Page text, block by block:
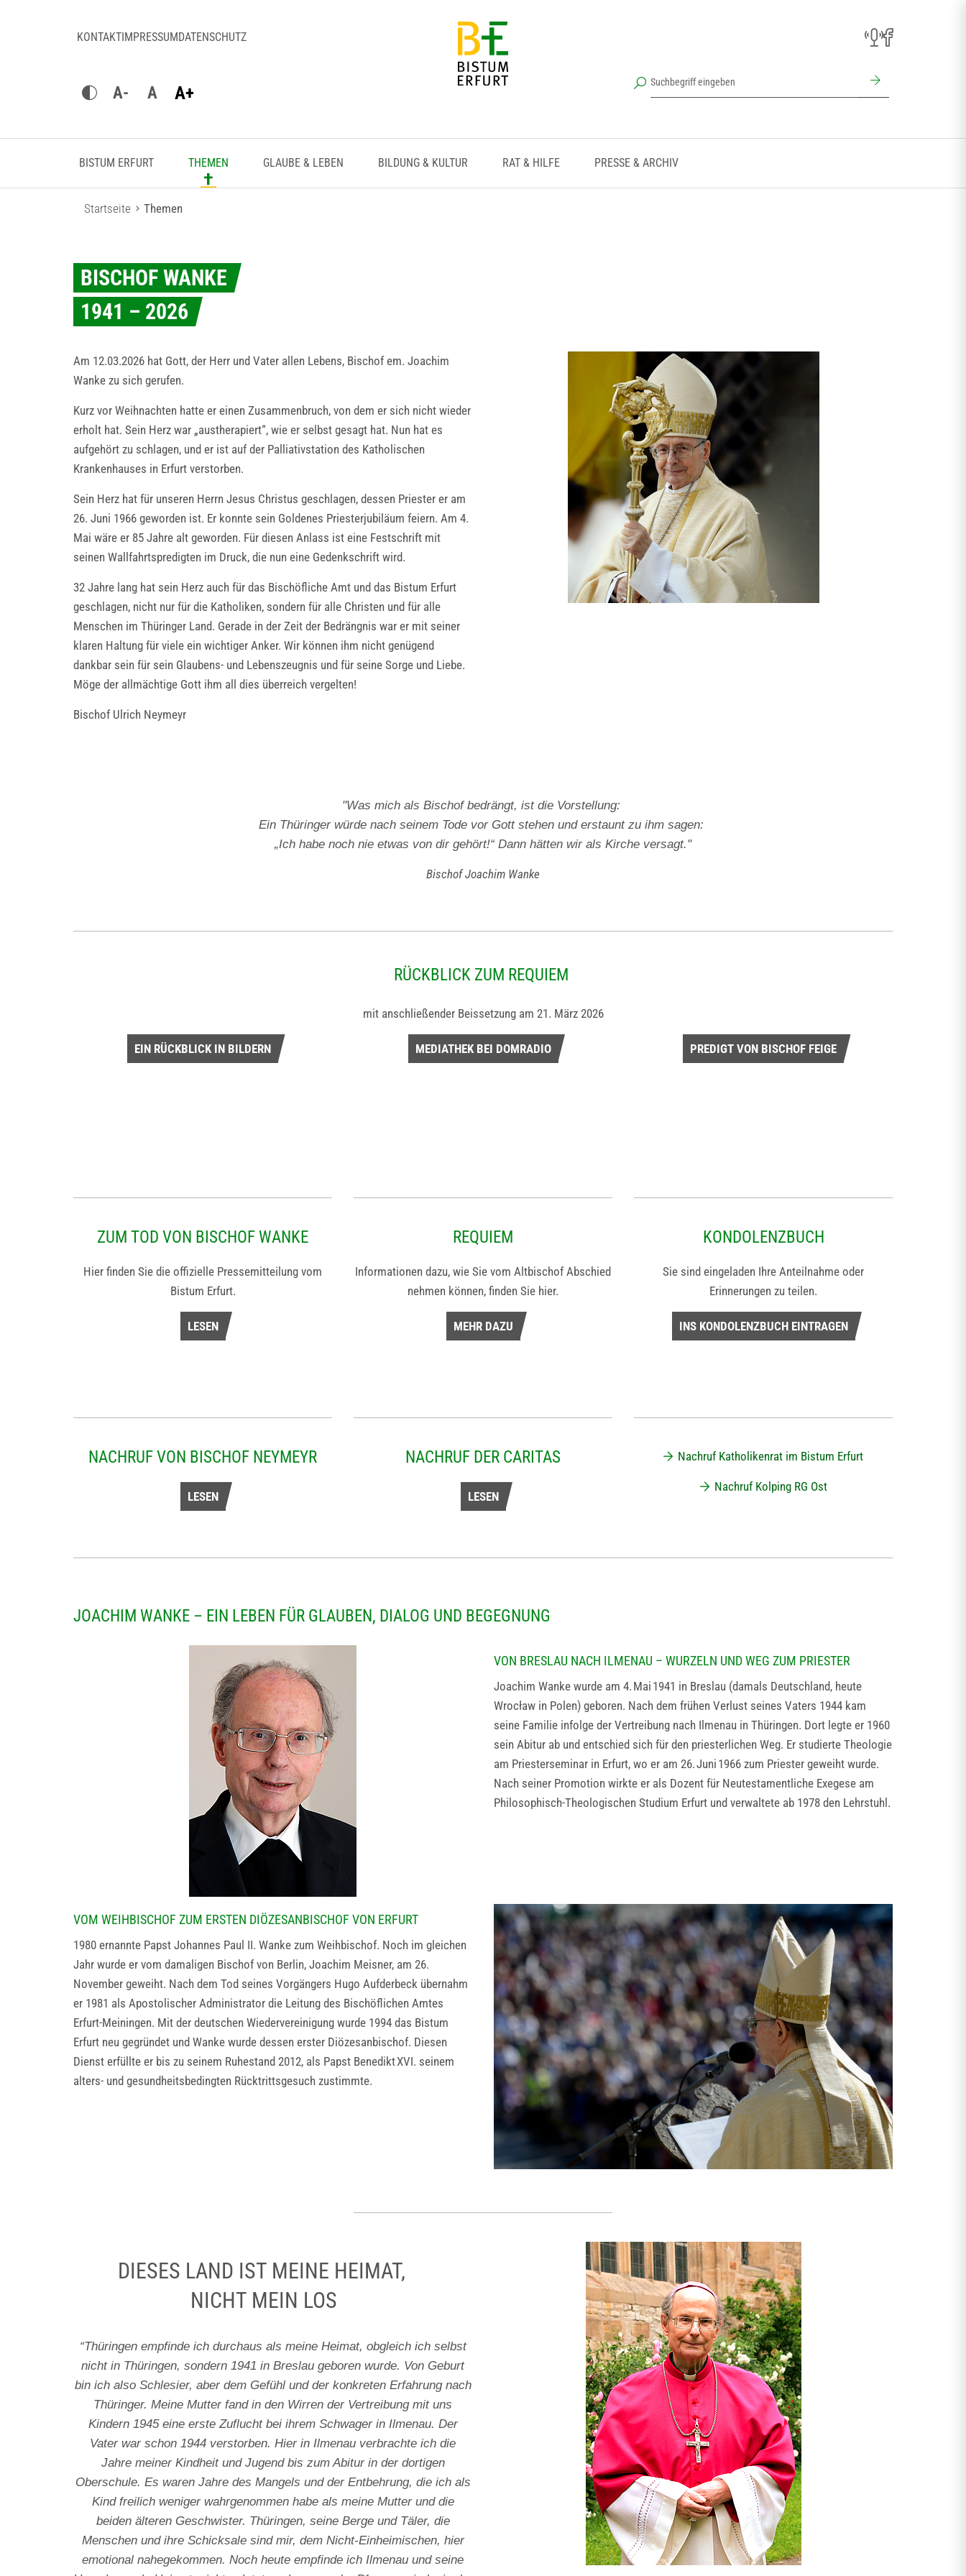
KONTAKTIMPRESSUMDATENSCHUTZ
A- A A+
BISTUM ERFURT THEMEN GLAUBE & LEBEN BILDUNG & KULTUR RAT & HILFE PRESSE & ARCHIV
Startseite Themen
BISCHOF WANKE
1941 – 2026
Am 12.03.2026 hat Gott, der Herr und Vater allen Lebens, Bischof em. Joachim
Wanke zu sich gerufen.
Kurz vor Weihnachten hatte er einen Zusammenbruch, von dem er sich nicht wieder
erholt hat. Sein Herz war „austherapiert“, wie er selbst gesagt hat. Nun hat es
aufgehört zu schlagen, und er ist auf der Palliativstation des Katholischen
Krankenhauses in Erfurt verstorben.
Sein Herz hat für unseren Herrn Jesus Christus geschlagen, dessen Priester er am
26. Juni 1966 geworden ist. Er konnte sein Goldenes Priesterjubiläum feiern. Am 4.
Mai wäre er 85 Jahre alt geworden. Für diesen Anlass ist eine Festschrift mit
seinen Wallfahrtspredigten im Druck, die nun eine Gedenkschrift wird.
32 Jahre lang hat sein Herz auch für das Bischöfliche Amt und das Bistum Erfurt
geschlagen, nicht nur für die Katholiken, sondern für alle Christen und für alle
Menschen im Thüringer Land. Gerade in der Zeit der Bedrängnis war er mit seiner
klaren Haltung für viele ein wichtiger Anker. Wir können ihm nicht genügend
dankbar sein für sein Glaubens- und Lebenszeugnis und für seine Sorge und Liebe.
Möge der allmächtige Gott ihm all dies überreich vergelten!
Bischof Ulrich Neymeyr
"Was mich als Bischof bedrängt, ist die Vorstellung:
Ein Thüringer würde nach seinem Tode vor Gott stehen und erstaunt zu ihm sagen:
„Ich habe noch nie etwas von dir gehört!“ Dann hätten wir als Kirche versagt."
Bischof Joachim Wanke
RÜCKBLICK ZUM REQUIEM
mit anschließender Beissetzung am 21. März 2026
EIN RÜCKBLICK IN BILDERN MEDIATHEK BEI DOMRADIO PREDIGT VON BISCHOF FEIGE
ZUM TOD VON BISCHOF WANKE
Hier finden Sie die offizielle Pressemitteilung vom
Bistum Erfurt.
LESEN
REQUIEM
Informationen dazu, wie Sie vom Altbischof Abschied
nehmen können, finden Sie hier.
MEHR DAZU
KONDOLENZBUCH
Sie sind eingeladen Ihre Anteilnahme oder
Erinnerungen zu teilen.
INS KONDOLENZBUCH EINTRAGEN
NACHRUF VON BISCHOF NEYMEYR
LESEN
NACHRUF DER CARITAS
LESEN
Nachruf Katholikenrat im Bistum Erfurt
Nachruf Kolping RG Ost
JOACHIM WANKE – EIN LEBEN FÜR GLAUBEN, DIALOG UND BEGEGNUNG
VON BRESLAU NACH ILMENAU – WURZELN UND WEG ZUM PRIESTER
Joachim Wanke wurde am 4. Mai 1941 in Breslau (damals Deutschland, heute
Wrocław in Polen) geboren. Nach dem frühen Verlust seines Vaters 1944 kam
seine Familie infolge der Vertreibung nach Ilmenau in Thüringen. Dort legte er 1960
sein Abitur ab und entschied sich für den priesterlichen Weg. Er studierte Theologie
am Priesterseminar in Erfurt, wo er am 26. Juni 1966 zum Priester geweiht wurde.
Nach seiner Promotion wirkte er als Dozent für Neutestamentliche Exegese am
Philosophisch-Theologischen Studium Erfurt und verwaltete ab 1978 den Lehrstuhl.
VOM WEIHBISCHOF ZUM ERSTEN DIÖZESANBISCHOF VON ERFURT
1980 ernannte Papst Johannes Paul II. Wanke zum Weihbischof. Noch im gleichen
Jahr wurde er vom damaligen Bischof von Berlin, Joachim Meisner, am 26.
November geweiht. Nach dem Tod seines Vorgängers Hugo Aufderbeck übernahm
er 1981 als Apostolischer Administrator die Leitung des Bischöflichen Amtes
Erfurt-Meiningen. Mit der deutschen Wiedervereinigung wurde 1994 das Bistum
Erfurt neu gegründet und Wanke wurde dessen erster Diözesanbischof. Diesen
Dienst erfüllte er bis zu seinem Ruhestand 2012, als Papst Benedikt XVI. seinem
alters- und gesundheitsbedingten Rücktrittsgesuch zustimmte.
DIESES LAND IST MEINE HEIMAT,
NICHT MEIN LOS
“Thüringen empfinde ich durchaus als meine Heimat, obgleich ich selbst
nicht in Thüringen, sondern 1941 in Breslau geboren wurde. Von Geburt
bin ich also Schlesier, aber dem Gefühl und der konkreten Erfahrung nach
Thüringer. Meine Mutter fand in den Wirren der Vertreibung mit uns
Kindern 1945 eine erste Zuflucht bei ihrem Schwager in Ilmenau. Der
Vater war schon 1944 verstorben. Hier in Ilmenau verbrachte ich die
Jahre meiner Kindheit und Jugend bis zum Abitur in der dortigen
Oberschule. Es waren Jahre des Mangels und der Entbehrung, die ich als
Kind freilich weniger wahrgenommen habe als meine Mutter und die
beiden älteren Geschwister. Thüringen, seine Berge und Täler, die
Menschen und ihre Schicksale sind mir, dem Nicht-Einheimischen, hier
emotional nahegekommen. Noch heute empfinde ich Ilmenau und seine